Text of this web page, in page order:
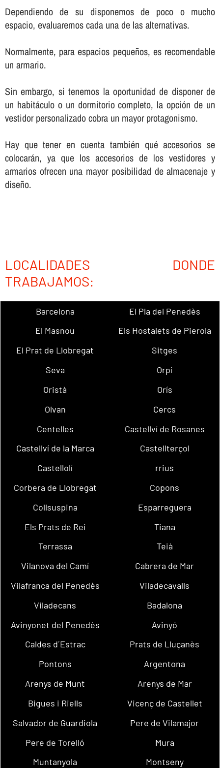
Dependiendo de su disponemos de poco o mucho
espacio, evaluaremos cada una de las alternativas.
Normalmente, para espacios pequeños, es recomendable
un armario.
Sin embargo, si tenemos la oportunidad de disponer de
un habitáculo o un dormitorio completo, la opción de un
vestidor personalizado cobra un mayor protagonismo.
Hay que tener en cuenta también qué accesorios se
colocarán, ya que los accesorios de los vestidores y
armarios ofrecen una mayor posibilidad de almacenaje y
diseño.
LOCALIDADES DONDE
TRABAJAMOS:
Barcelona
El Pla del Penedès
El Masnou
Els Hostalets de Pierola
El Prat de Llobregat
Sitges
Seva
Orpí
Oristà
Orís
Olvan
Cercs
Centelles
Castellví de Rosanes
Castellví de la Marca
Castellterçol
Castellolí
rrius
Corbera de Llobregat
Copons
Collsuspina
Esparreguera
Els Prats de Rei
Tiana
Terrassa
Teià
Vilanova del Camí
Cabrera de Mar
Vilafranca del Penedès
Viladecavalls
Viladecans
Badalona
Avinyonet del Penedès
Avinyó
Caldes d´Estrac
Prats de Lluçanès
Pontons
Argentona
Arenys de Munt
Arenys de Mar
Bigues i Riells
Vicenç de Castellet
Salvador de Guardiola
Pere de Vilamajor
Pere de Torelló
Mura
Muntanyola
Montseny